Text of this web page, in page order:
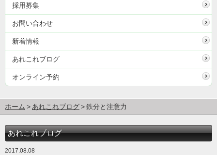
採用募集
お問い合わせ
新着情報
あれこれブログ
オンライン予約
ホーム あれこれブログ 鉄分と注意力
あれこれブログ
2017.08.08